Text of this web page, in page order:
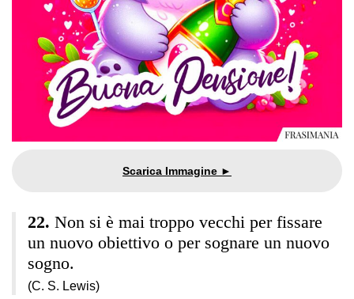
Non si è mai troppo vecchi per fissare
un nuovo obiettivo o per sognare un nuovo
sogno.
(C. S. Lewis)